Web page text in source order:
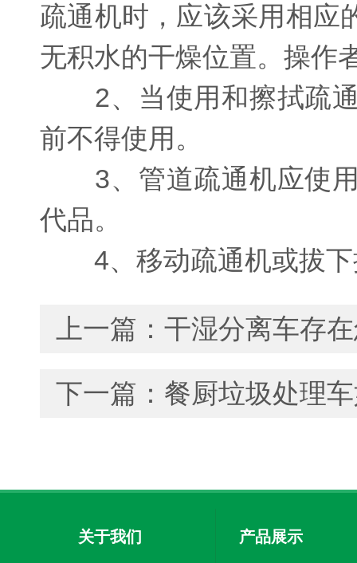
疏通机时，应该采用相应
无积水的干燥位置。操作
2、当使用和擦拭疏通
前不得使用。
3、管道疏通机应使用
代品。
4、移动疏通机或拔下
上一篇： 干湿分离车存
下一篇： 餐厨垃圾处理
关于我们 产品展示